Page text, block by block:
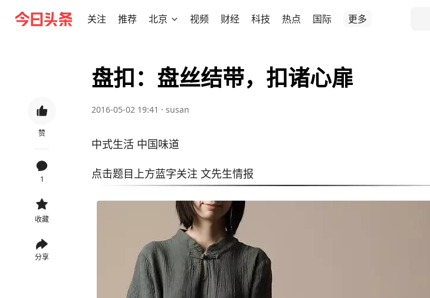
关注 推荐 北京 视频 财经 科技 热点 国际 更多
赞
1
收藏
分享
盘扣：盘丝结带，扣诸心扉
2016-05-02 19:41 · susan
中式生活 中国味道
点击题目上方蓝字关注 文先生情报